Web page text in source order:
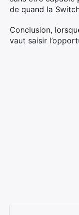
de quand la
Conclusion,
vaut saisir